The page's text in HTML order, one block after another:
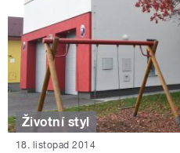
Životní styl
18. listopad 2014